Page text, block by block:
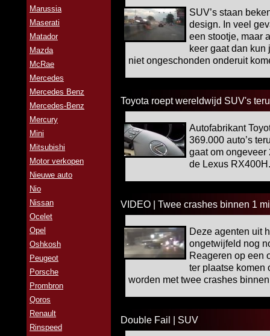
Marussia
Maserati
Matador
Mazda
McRae
Mercedes
Mercedes Benz
Mercedes-Benz
Mercury
Mini
Mitsubishi
Motor verkopen
Nieuwe auto
Nio
Nissan
Ocelet
Opel
Oshkosh
Peugeot
Porsche
Prombron
Qoros
Renault
Rinspeed
SUV’s staan
design. In veel
een stootje, maar
keer gaat dan kun
niet ongeschonden onderuit
Toyota roept wereldwijd SUV's
Autofabrikant
369.000 auto’s
gaat om ongeveer
de Lexus RX400H.
VIDEO | Twee crashes binnen 1
Deze agenten uit
ongetwijfeld nog
Reageren op een
ter plaatse komen
worden met twee crashes
Double Fail | SUV